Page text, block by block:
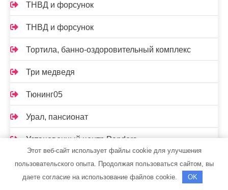
ТНВД и форсунок
ТНВД и форсунок
Тортила, банно-оздоровительный комплекс
Три медведя
Тюнинг05
Урал, пансионат
Установочный центр Pandora
Установочный центр Pandora
Этот веб-сайт использует файлы cookie для улучшения
пользовательского опыта. Продолжая пользоваться сайтом, вы
даете согласие на использование файлов cookie.
OK